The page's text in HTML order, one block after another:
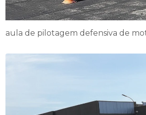
aula de pilotagem defensiva de